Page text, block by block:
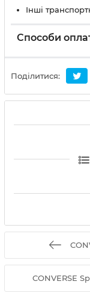
Інші
Способи
Поділитися:
CONVERSE